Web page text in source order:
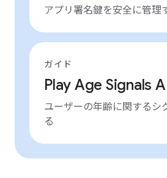
アプリ署名鍵を安全に管理
ガイド
Play Age Signals
ユーザーの年齢に関するシ
る